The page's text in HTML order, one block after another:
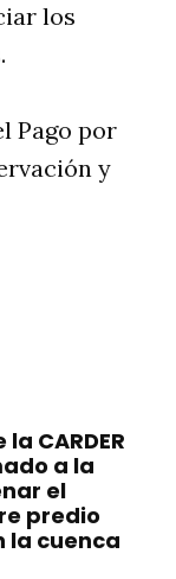
los
Pago por
y
CARDER
a la
el
predio
la cuenca